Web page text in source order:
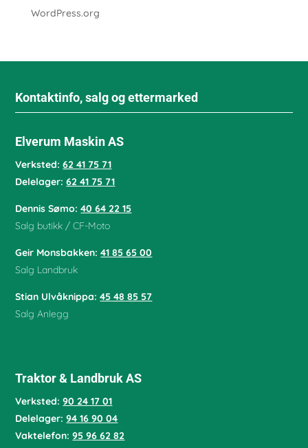
WordPress.org
Kontaktinfo, salg og ettermarked
Elverum Maskin AS
Verksted:62 41 75 71
Delelager:62 41 75 71
Dennis Sømo:40 64 22 15
Salg butikk / CF-Moto
Geir Monsbakken:41 85 65 00
Salg Landbruk
Stian Ulvåknippa:45 48 85 57
Salg Anlegg
Traktor & Landbruk AS
Verksted:90 24 17 01
Delelager:94 16 90 04
Vaktelefon:95 96 62 82